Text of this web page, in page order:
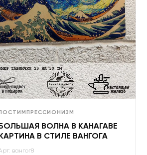
ПОСТИМПРЕССИОНИЗМ
БОЛЬШАЯ ВОЛНА В КАНАГАВЕ
КАРТИНА В СТИЛЕ ВАНГОГА
вангог8